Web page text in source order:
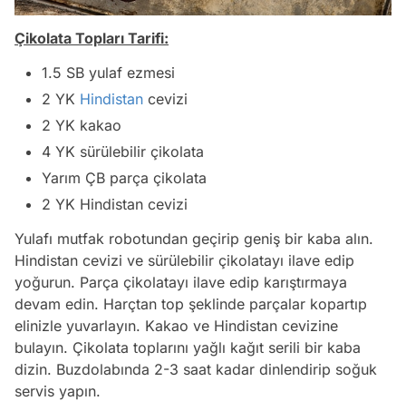
Çikolata Topları Tarifi:
1.5 SB yulaf ezmesi
2 YK Hindistan cevizi
2 YK kakao
4 YK sürülebilir çikolata
Yarım ÇB parça çikolata
2 YK Hindistan cevizi
Yulafı mutfak robotundan geçirip geniş bir kaba alın.
Hindistan cevizi ve sürülebilir çikolatayı ilave edip
yoğurun. Parça çikolatayı ilave edip karıştırmaya
devam edin. Harçtan top şeklinde parçalar kopartıp
elinizle yuvarlayın. Kakao ve Hindistan cevizine
bulayın. Çikolata toplarını yağlı kağıt serili bir kaba
dizin. Buzdolabında 2-3 saat kadar dinlendirip soğuk
servis yapın.